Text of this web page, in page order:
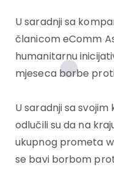
U saradnji sa
članicom eComm
humanitarnu
mjeseca borbe
U saradnji sa svojim
odlučili su da na
ukupnog prometa
se bavi borbom